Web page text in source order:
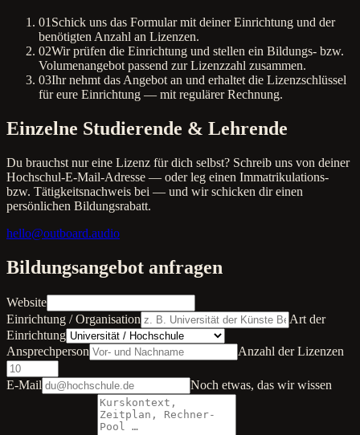
01Schick uns das Formular mit deiner Einrichtung und der
benötigten Anzahl an Lizenzen.
02Wir prüfen die Einrichtung und stellen ein Bildungs- bzw.
Volumenangebot passend zur Lizenzzahl zusammen.
03Ihr nehmt das Angebot an und erhaltet die Lizenzschlüssel
für eure Einrichtung — mit regulärer Rechnung.
Einzelne Studierende & Lehrende
Du brauchst nur eine Lizenz für dich selbst? Schreib uns von deiner
Hochschul-E-Mail-Adresse — oder leg einen Immatrikulations-
bzw. Tätigkeitsnachweis bei — und wir schicken dir einen
persönlichen Bildungsrabatt.
hello@outboard.audio
Bildungsangebot anfragen
Website
Einrichtung / Organisation
Art der
Einrichtung
Ansprechperson
Anzahl der Lizenzen
E-Mail Noch etwas, das wir wissen